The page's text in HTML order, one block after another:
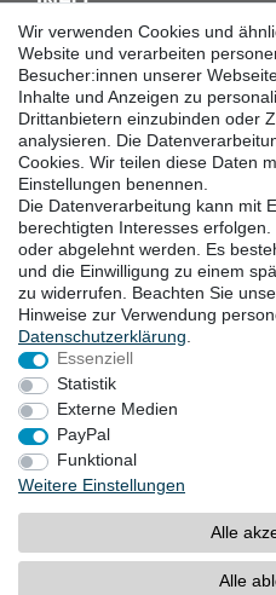
Downloadcenter
Batterieentsorgung
Hilfe
Termine
Erklärung zur
KONTAKT
Goebel GmbH
Mühlenstraße 2-4
40699 Erkrath
Deutschland
Telefon: +49 (0) 211 24 50
von Montag bis Freitag
E-mail:info@goebel-
www.goebel-group.com
ZAHLUNGSARTEN
Wir verwenden Cookies und
Website und verarbeiten
Besucher:innen unserer
Inhalte und Anzeigen zu
Drittanbietern einzubinden oder
analysieren. Die
Cookies. Wir teilen diese Daten
Einstellungen benennen.
Die Datenverarbeitung kann mit
berechtigten Interesses
oder abgelehnt werden. Es
und die Einwilligung zu einem
zu widerrufen. Beachten Sie
Hinweise zur Verwendung
Daten­schutz­erklärung
Essenziell
Statistik
Externe Medien
PayPal
Funktional
Weitere Einstellungen
Alle
Alle